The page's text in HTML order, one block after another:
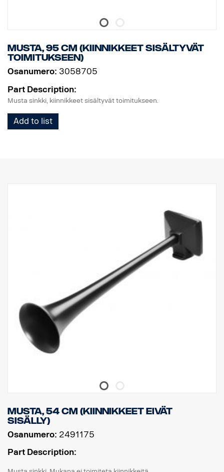
Musta, 95 cm (kiinnikkeet sisältyvät
toimitukseen)
Osanumero: 3058705
Part Description:
Musta sinkki, kiinnikkeet sisältyvät toimitukseen.
Add to list
Musta, 54 cm (Kiinnikkeet eivät
sisälly)
Osanumero: 2491175
Part Description: